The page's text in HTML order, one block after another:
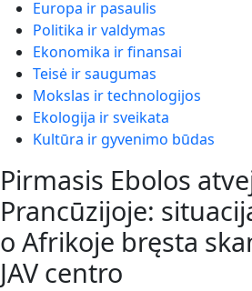
Europa ir pasaulis
Politika ir valdymas
Ekonomika ir finansai
Teisė ir saugumas
Mokslas ir technologijos
Ekologija ir sveikata
Kultūra ir gyvenimo būdas
Pirmasis Ebolos
Prancūzijoje:
o Afrikoje bręsta
JAV centro